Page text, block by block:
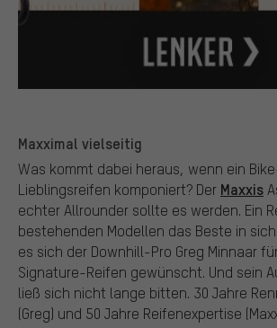
Maxximal vielseitig
Was kommt dabei heraus, wenn ein
Lieblingsreifen komponiert? Der Maxxis
echter Allrounder sollte es werden. Ein
bestehenden Modellen das Beste in
es sich der Downhill-Pro Greg Minnaar
Signature-Reifen gewünscht. Und sein
ließ sich nicht lange bitten. 30 Jahre
(Greg) und 50 Jahre Reifenexpertise